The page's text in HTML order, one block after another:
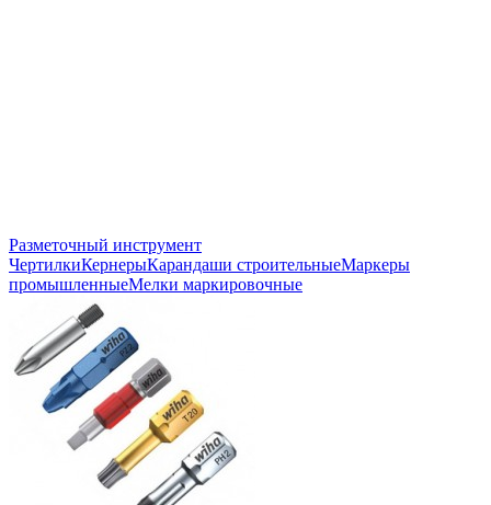
Разметочный инструмент
ЧертилкиКернерыКарандаши строительныеМаркеры
промышленныеМелки маркировочные